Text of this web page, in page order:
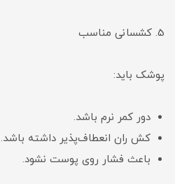
5. کشسانی مناسب
پوشک باید:
دور کمر نرم باشد.
کش ران انعطاف‌پذیر داشته باشد.
باعث فشار روی پوست نشود.